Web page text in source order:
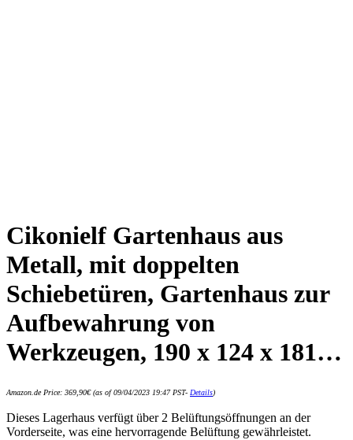
Cikonielf Gartenhaus aus
Metall, mit doppelten
Schiebetüren, Gartenhaus zur
Aufbewahrung von
Werkzeugen, 190 x 124 x 181…
Amazon.de Price: 369,90€(as of 09/04/2023 19:47 PST- Details)
Dieses Lagerhaus verfügt über 2 Belüftungsöffnungen an der
Vorderseite, was eine hervorragende Belüftung gewährleistet.